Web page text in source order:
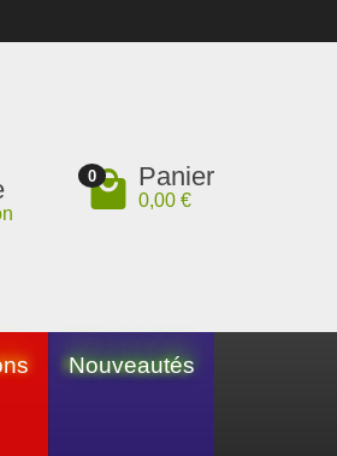
0 Panier
0,00 €
Nouveautés